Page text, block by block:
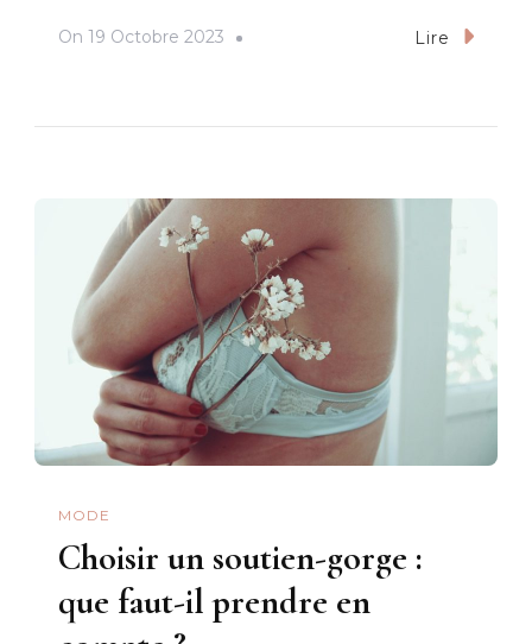
On 19 Octobre 2023 Lire
MODE
Choisir un soutien-gorge :
que faut-il prendre en